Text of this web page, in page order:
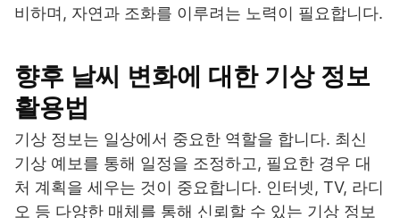
비하며, 자연과 조화를 이루려는 노력이 필요합니다.
향후 날씨 변화에 대한 기상 정보
활용법
기상 정보는 일상에서 중요한 역할을 합니다. 최신
기상 예보를 통해 일정을 조정하고, 필요한 경우 대
처 계획을 세우는 것이 중요합니다. 인터넷, TV, 라디
오 등 다양한 매체를 통해 신뢰할 수 있는 기상 정보